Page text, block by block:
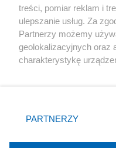
X Facebook
treści, pomiar reklam i
ulepszanie usług. Za
Partnerzy możemy
geolokalizacyjnych oraz
charakterystykę
zmienić/wycofać
znajdujący się w lewym
rodzaje przetwarzania
PARTNERZY